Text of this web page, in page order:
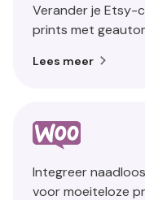
Verander je Etsy-
prints met
Lees meer
Integreer
voor moeiteloze